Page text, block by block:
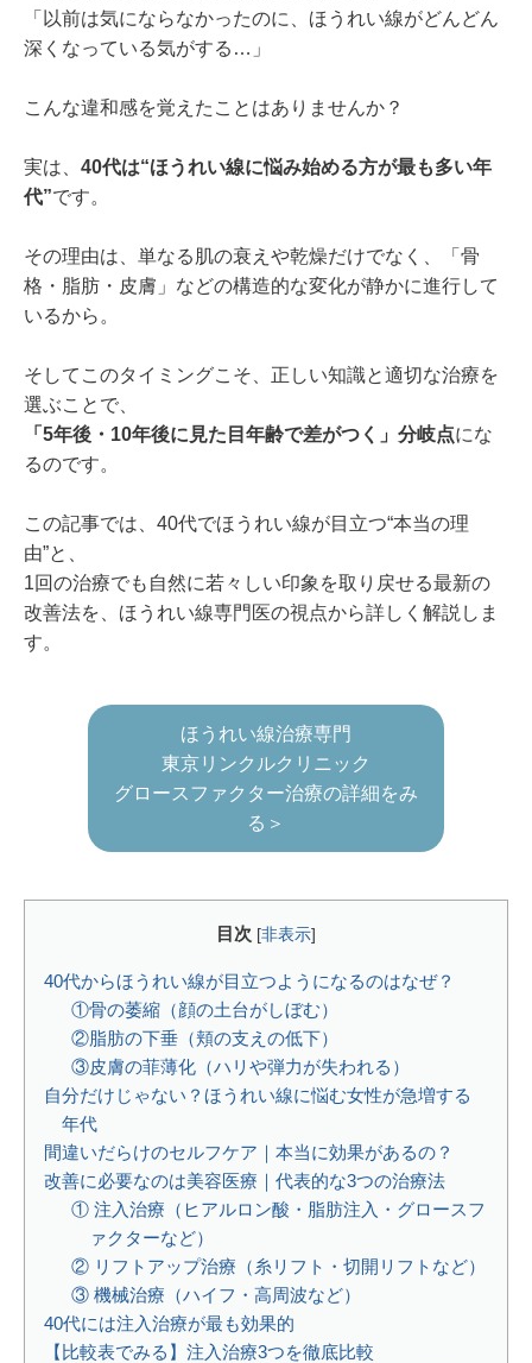
「以前は気にならなかったのに、ほうれい線がどんどん
深くなっている気がする…」
こんな違和感を覚えたことはありませんか？
実は、 40代は“ほうれい線に悩み始める方が最も多い年
代”です。
その理由は、単なる肌の衰えや乾燥だけでなく、「骨
格・脂肪・皮膚」などの構造的な変化が静かに進行して
いるから。
そしてこのタイミングこそ、正しい知識と適切な治療を
選ぶことで、
「5年後・10年後に見た目年齢で差がつく」分岐点にな
るのです。
この記事では、40代でほうれい線が目立つ“本当の理
由”と、
1回の治療でも自然に若々しい印象を取り戻せる最新の
改善法を、ほうれい線専門医の視点から詳しく解説しま
す。
ほうれい線治療専門
東京リンクルクリニック
グロースファクター治療の詳細をみ
る＞
目次 [非表示]
40代からほうれい線が目立つようになるのはなぜ？
①骨の萎縮（顔の土台がしぼむ）
②脂肪の下垂（頬の支えの低下）
③皮膚の菲薄化（ハリや弾力が失われる）
自分だけじゃない？ほうれい線に悩む女性が急増する
年代
間違いだらけのセルフケア｜本当に効果があるの？
改善に必要なのは美容医療｜代表的な3つの治療法
① 注入治療（ヒアルロン酸・脂肪注入・グロースフ
ァクターなど）
② リフトアップ治療（糸リフト・切開リフトなど）
③ 機械治療（ハイフ・高周波など）
40代には注入治療が最も効果的
【比較表でみる】注入治療3つを徹底比較